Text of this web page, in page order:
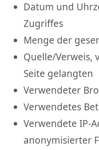
Datum und
Zugriffes
Menge der
Quelle/Verweis,
Seite gelangten
Verwendeter
Verwendetes
Verwendete IP-
anonymisierter